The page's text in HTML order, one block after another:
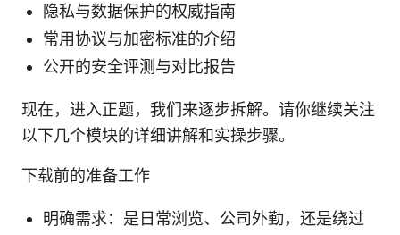
隐私与数据保护的权威指南
常用协议与加密标准的介绍
公开的安全评测与对比报告
现在，进入正题，我们来逐步拆解。请你继续关注
以下几个模块的详细讲解和实操步骤。
下载前的准备工作
明确需求：是日常浏览、公司外勤，还是绕过